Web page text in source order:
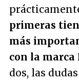
primeras
más
con la
dos, las